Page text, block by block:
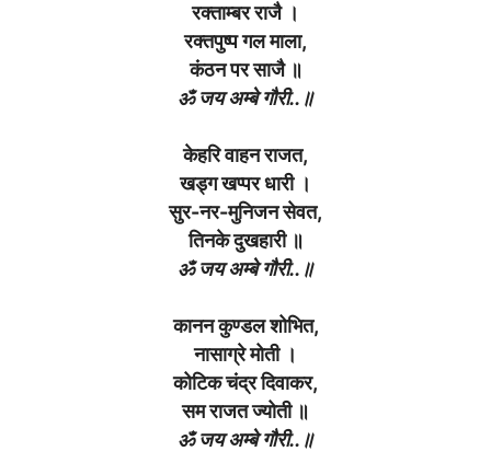
रक्ताम्बर राजै ।
रक्तपुष्प गल माला,
कंठन पर साजै ॥
ॐ जय अम्बे गौरी..॥
केहरि वाहन राजत,
खड्ग खप्पर धारी ।
सुर-नर-मुनिजन सेवत,
तिनके दुखहारी ॥
ॐ जय अम्बे गौरी..॥
कानन कुण्डल शोभित,
नासाग्रे मोती ।
कोटिक चंद्र दिवाकर,
सम राजत ज्योती ॥
ॐ जय अम्बे गौरी..॥